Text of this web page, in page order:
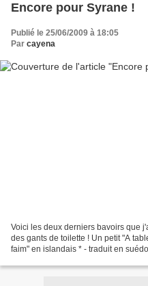
Encore pour Syrane !
Publié le 25/06/2009 à 18:05
Par cayena
Voici les deux derniers bavoirs que
des gants de toilette ! Un petit "A
faim" en islandais * - traduit en